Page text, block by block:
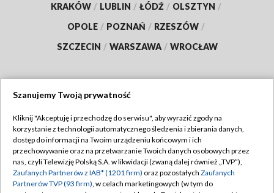
KRAKÓW / LUBLIN / ŁÓDŹ / OLSZTYN /
OPOLE / POZNAŃ / RZESZÓW /
SZCZECIN / WARSZAWA / WROCŁAW
TVP
Abonament TVP
Emisja w TVP
Centrum informacji TVP
Regulamin TVP
Polityka prywatności
Szanujemy Twoją prywatność
Kliknij "Akceptuję i przechodzę do serwisu", aby wyrazić zgody na
korzystanie z technologii automatycznego śledzenia i zbierania danych,
dostęp do informacji na Twoim urządzeniu końcowym i ich
przechowywanie oraz na przetwarzanie Twoich danych osobowych przez
nas, czyli Telewizję Polską S.A. w likwidacji (zwaną dalej również „TVP”),
Zaufanych Partnerów z IAB* (1201 firm) oraz pozostałych Zaufanych
Partnerów TVP (93 firm), w celach marketingowych (w tym do